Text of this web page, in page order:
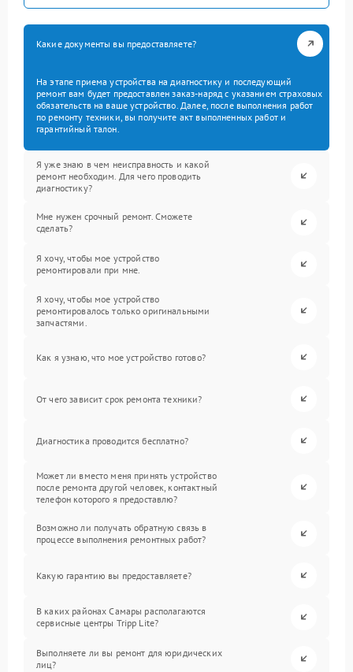
Какие документы вы предоставляете?
На этапе приема устройства на диагностику и последующий
ремонт вам будет предоставлен заказ-наряд с указанием страховых
обязательств на ваше устройство. Далее, после выполнения работ
по ремонту техники, вы получите акт выполненных работ и
гарантийный талон.
Я уже знаю в чем неисправность и какой
ремонт необходим. Для чего проводить
диагностику?
Мне нужен срочный ремонт. Сможете
сделать?
Я хочу, чтобы мое устройство
ремонтировали при мне.
Я хочу, чтобы мое устройство
ремонтировалось только оригинальными
запчастями.
Как я узнаю, что мое устройство готово?
От чего зависит срок ремонта техники?
Диагностика проводится бесплатно?
Может ли вместо меня принять устройство
после ремонта другой человек, контактный
телефон которого я предоставлю?
Возможно ли получать обратную связь в
процессе выполнения ремонтных работ?
Какую гарантию вы предоставляете?
В каких районах Самары располагаются
сервисные центры Tripp Lite?
Выполняете ли вы ремонт для юридических
лиц?